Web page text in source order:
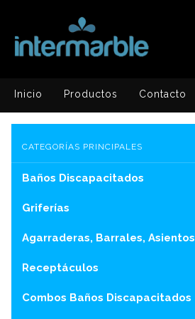
Inicio Productos Contacto
CATEGORÍAS PRINCIPALES
Baños Discapacitados
Griferías
Agarraderas, Barrales, Asientos
Receptáculos
Combos Baños Discapacitados